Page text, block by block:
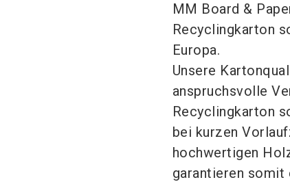
MM Board &
Recyclingkarton
Europa.
Unsere
anspruchsvolle
Recyclingkarton
bei kurzen
hochwertigen
garantieren somit